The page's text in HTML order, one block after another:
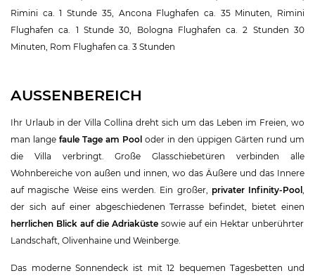
Rimini ca. 1 Stunde 35, Ancona Flughafen ca. 35 Minuten, Rimini
Flughafen ca. 1 Stunde 30, Bologna Flughafen ca. 2 Stunden 30
Minuten, Rom Flughafen ca. 3 Stunden
AUSSENBEREICH
Ihr Urlaub in der Villa Collina dreht sich um das Leben im Freien, wo
man lange faule Tage am Pool oder in den üppigen Gärten rund um
die Villa verbringt. Große Glasschiebetüren verbinden alle
Wohnbereiche von außen und innen, wo das Äußere und das Innere
auf magische Weise eins werden. Ein großer, privater Infinity-Pool
der sich auf einer abgeschiedenen Terrasse befindet, bietet einen
herrlichen Blick auf die Adriaküste sowie auf ein Hektar unberührter
Landschaft, Olivenhaine und Weinberge.
Das moderne Sonnendeck ist mit 12 bequemen Tagesbetten und